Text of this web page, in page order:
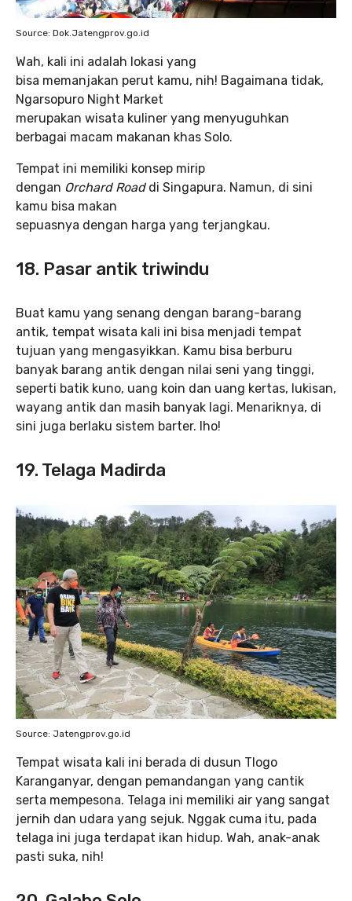
Source: Dok.Jatengprov.go.id
Wah, kali ini adalah lokasi yang
bisa memanjakan perut kamu, nih! Bagaimana tidak,
Ngarsopuro Night Market
merupakan wisata kuliner yang menyuguhkan
berbagai macam makanan khas Solo.
Tempat ini memiliki konsep mirip
dengan Orchard Roaddi Singapura. Namun, di sini
kamu bisa makan
sepuasnya dengan harga yang terjangkau.
18. Pasar antik triwindu
Buat kamu yang senang dengan barang-barang
antik, tempat wisata kali ini bisa menjadi tempat
tujuan yang mengasyikkan. Kamu bisa berburu
banyak barang antik dengan nilai seni yang tinggi,
seperti batik kuno, uang koin dan uang kertas, lukisan,
wayang antik dan masih banyak lagi. Menariknya, di
sini juga berlaku sistem barter. lho!
19. Telaga Madirda
Source: Jatengprov.go.id
Tempat wisata kali ini berada di dusun Tlogo
Karanganyar, dengan pemandangan yang cantik
serta mempesona. Telaga ini memiliki air yang sangat
jernih dan udara yang sejuk. Nggak cuma itu, pada
telaga ini juga terdapat ikan hidup. Wah, anak-anak
pasti suka, nih!